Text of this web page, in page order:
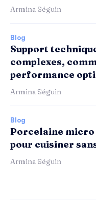
Armina Séguin
Blog
Support
complexes,
performance
Armina Séguin
Blog
Porcelaine micro
pour cuisiner
Armina Séguin